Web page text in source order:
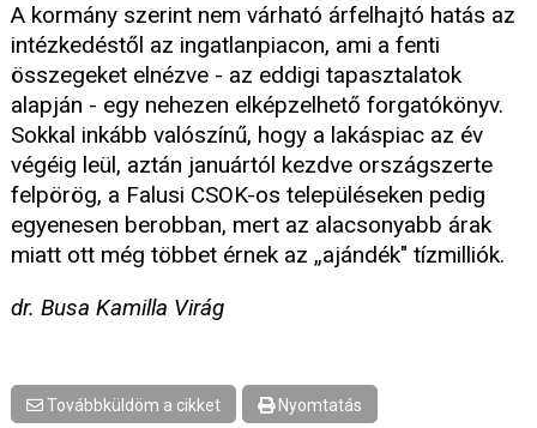
A kormány szerint nem várható árfelhajtó hatás az
intézkedéstől az ingatlanpiacon, ami a fenti
összegeket elnézve - az eddigi tapasztalatok
alapján - egy nehezen elképzelhető forgatókönyv.
Sokkal inkább valószínű, hogy a lakáspiac az év
végéig leül, aztán januártól kezdve országszerte
felpörög, a Falusi CSOK-os településeken pedig
egyenesen berobban, mert az alacsonyabb árak
miatt ott még többet érnek az „ajándék" tízmilliók.
dr. Busa Kamilla Virág
Továbbküldöm a cikket Nyomtatás